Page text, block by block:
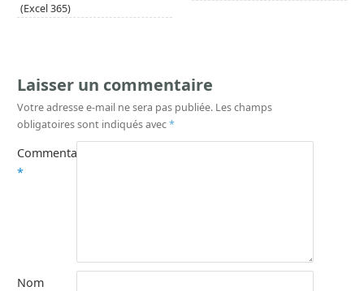
(Excel 365)
Laisser un commentaire
Votre adresse e-mail ne sera pas publiée. Les champs
obligatoires sont indiqués avec*
Commentaire
*
Nom